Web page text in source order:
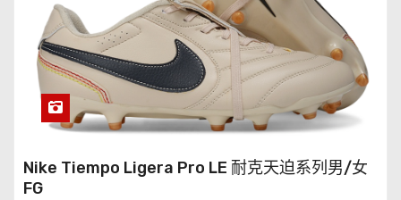
Nike Tiempo Ligera Pro LE 耐克天迫系列男/女
FG